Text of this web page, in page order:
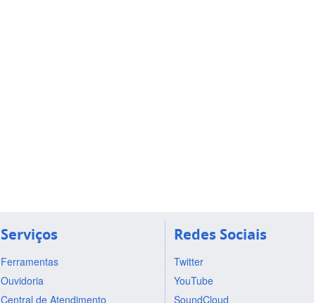
Serviços
Ferramentas
Ouvidoria
Central de Atendimento
Redes Sociais
Twitter
YouTube
SoundCloud